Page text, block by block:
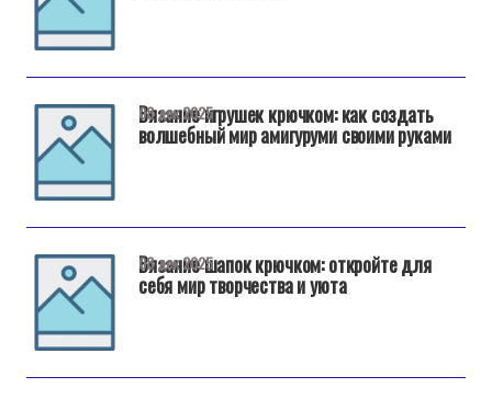
Вязание игрушек крючком: как создать
волшебный мир амигуруми своими руками
08 дек 2025
Вязание шапок крючком: откройте для
себя мир творчества и уюта
08 дек 2025